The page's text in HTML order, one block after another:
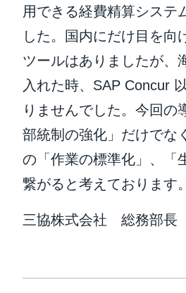
用できる経費精算システ
した。国内にだけ目を向
ツールはありましたが、
入れた時、SAP Concur
りませんでした。今回の
部統制の強化」だけでな
の「作業の標準化」、「
繋がると考えております。
三協株式会社 総務部